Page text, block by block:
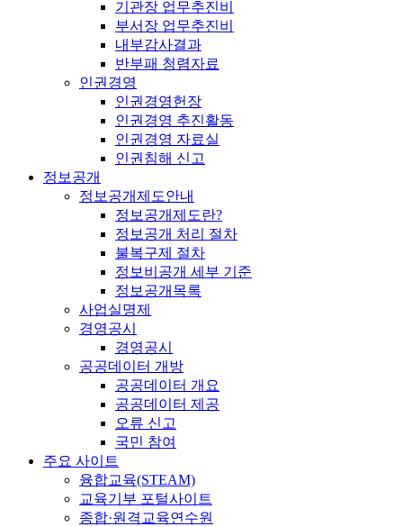
기관장 업무추진비
부서장 업무추진비
내부감사결과
반부패 청렴자료
인권경영
인권경영헌장
인권경영 추진활동
인권경영 자료실
인권침해 신고
정보공개
정보공개제도안내
정보공개제도란?
정보공개 처리 절차
불복구제 절차
정보비공개 세부 기준
정보공개목록
사업실명제
경영공시
경영공시
공공데이터 개방
공공데이터 개요
공공데이터 제공
오류 신고
국민 참여
주요 사이트
융합교육(STEAM)
교육기부 포털사이트
종합·원격교육연수원